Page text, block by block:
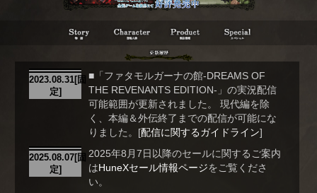
2023.08.31[固
定]
■「ファタモルガーナの館-DREAMS OF
THE REVENANTS EDITION-」の実況配信
可能範囲が更新されました。 現代編を除
く、本編＆外伝終了までの配信が可能にな
りました。[配信に関するガイドライン]
2025.08.07[固
定]
2025年8月7日以降のセールに関するご案内
はHuneXセール情報ページをご覧くださ
い。